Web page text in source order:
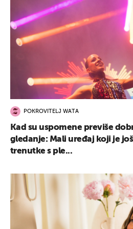
POKROVITELJ WATA
Kad su uspomene previše
gledanje: Mali uređaj koji je
trenutke s ple...